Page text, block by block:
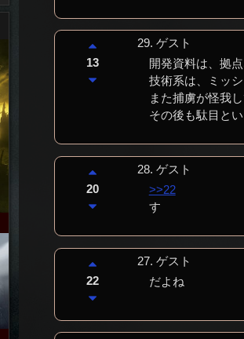
29.ゲスト
開発資料は、拠
技術系は、ミッ
また捕虜が怪我
その後も駄目と
13
28.ゲスト
>>22
す
20
27.ゲスト
だよね
22